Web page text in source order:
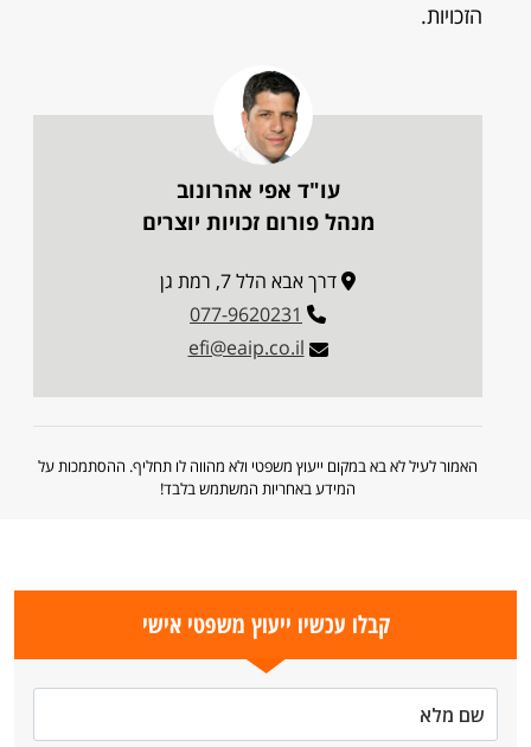
הזכויות.
עו"ד אפי אהרונוב
מנהל פורום זכויות יוצרים
דרך אבא הלל 7, רמת גן
077-9620231
efi@eaip.co.il
האמור לעיל לא בא במקום ייעוץ משפטי ולא מהווה לו תחליף. ההסתמכות על
המידע באחריות המשתמש בלבד!
קבלו עכשיו ייעוץ משפטי אישי